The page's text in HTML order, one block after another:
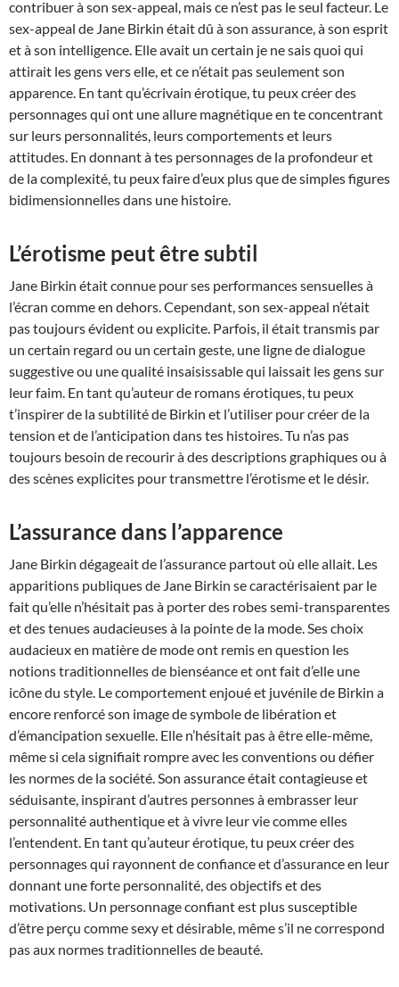
contribuer à son sex-appeal, mais ce n’est pas le seul facteur. Le
sex-appeal de Jane Birkin était dû à son assurance, à son esprit
et à son intelligence. Elle avait un certain je ne sais quoi qui
attirait les gens vers elle, et ce n’était pas seulement son
apparence. En tant qu’écrivain érotique, tu peux créer des
personnages qui ont une allure magnétique en te concentrant
sur leurs personnalités, leurs comportements et leurs
attitudes. En donnant à tes personnages de la profondeur et
de la complexité, tu peux faire d’eux plus que de simples figures
bidimensionnelles dans une histoire.
L’érotisme peut être subtil
Jane Birkin était connue pour ses performances sensuelles à
l’écran comme en dehors. Cependant, son sex-appeal n’était
pas toujours évident ou explicite. Parfois, il était transmis par
un certain regard ou un certain geste, une ligne de dialogue
suggestive ou une qualité insaisissable qui laissait les gens sur
leur faim. En tant qu’auteur de romans érotiques, tu peux
t’inspirer de la subtilité de Birkin et l’utiliser pour créer de la
tension et de l’anticipation dans tes histoires. Tu n’as pas
toujours besoin de recourir à des descriptions graphiques ou à
des scènes explicites pour transmettre l’érotisme et le désir.
L’assurance dans l’apparence
Jane Birkin dégageait de l’assurance partout où elle allait. Les
apparitions publiques de Jane Birkin se caractérisaient par le
fait qu’elle n’hésitait pas à porter des robes semi-transparentes
et des tenues audacieuses à la pointe de la mode. Ses choix
audacieux en matière de mode ont remis en question les
notions traditionnelles de bienséance et ont fait d’elle une
icône du style. Le comportement enjoué et juvénile de Birkin a
encore renforcé son image de symbole de libération et
d’émancipation sexuelle. Elle n’hésitait pas à être elle-même,
même si cela signifiait rompre avec les conventions ou défier
les normes de la société. Son assurance était contagieuse et
séduisante, inspirant d’autres personnes à embrasser leur
personnalité authentique et à vivre leur vie comme elles
l’entendent. En tant qu’auteur érotique, tu peux créer des
personnages qui rayonnent de confiance et d’assurance en leur
donnant une forte personnalité, des objectifs et des
motivations. Un personnage confiant est plus susceptible
d’être perçu comme sexy et désirable, même s’il ne correspond
pas aux normes traditionnelles de beauté.